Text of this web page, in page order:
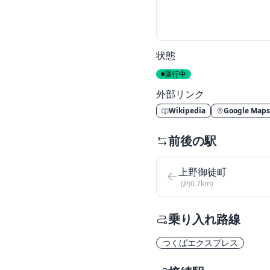
状態
運行中
外部リンク
Wikipedia Google Maps
前後の駅
上野御徒町
(約0.7km)
乗り入れ路線
つくばエクスプレス